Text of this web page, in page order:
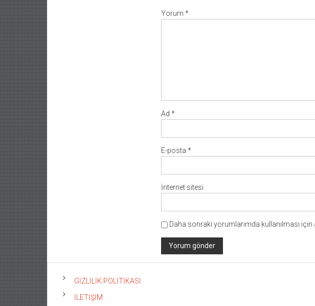
Yorum *
Ad *
E-posta *
İnternet sitesi
Daha sonraki yorumlarımda kullanılması
GİZLİLİK POLİTİKASI
İLETİŞİM